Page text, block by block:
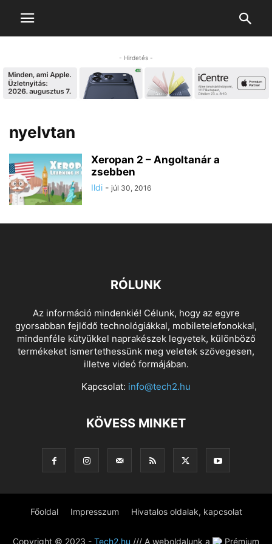
- Hirdetés -
nyelvtan
Xeropan 2 – Angoltanár a
zsebben
Ildi - júl 30, 2016
RÓLUNK
Az információ mindenkié! Célunk, hogy az egyre
gyorsabban fejlődő technológiákkal, mobiletelefonokkal,
mindenféle kütyükkel naprakészek legyetek, különböző
termékeket ismertethessünk meg veletek szövegesen,
illetve videó formájában.
Kapcsolat: info@tech2.hu
KÖVESS MINKET
Főoldal Impresszum Hivatalos oldalak, kapcsolat
Copyright © 2023 - Tech2.hu /// A weboldalunk a Prémium